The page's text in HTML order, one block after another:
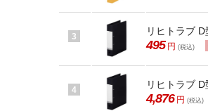
3 リヒトラブ
495 円 (税込)
4 リヒトラブ
4,876 円 (税込)